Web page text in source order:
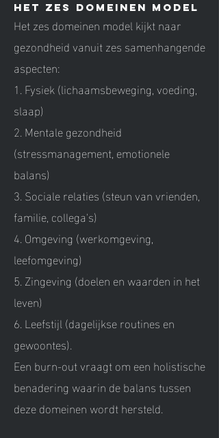
Het Zes Domeinen Model
Het zes domeinen model kijkt naar
gezondheid vanuit zes samenhangende
aspecten:
1. Fysiek (lichaamsbeweging, voeding,
slaap)
2. Mentale gezondheid
(stressmanagement, emotionele
balans)
3. Sociale relaties (steun van vrienden,
familie, collega's)
4. Omgeving (werkomgeving,
leefomgeving)
5. Zingeving (doelen en waarden in het
leven)
6. Leefstijl (dagelijkse routines en
gewoontes).
Een burn-out vraagt om een holistische
benadering waarin de balans tussen
deze domeinen wordt hersteld.